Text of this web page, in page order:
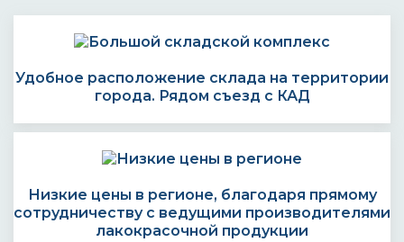
Удобное расположение склада на территории
города. Рядом съезд с КАД
Низкие цены в регионе, благодаря прямому
сотрудничеству с ведущими производителями
лакокрасочной продукции